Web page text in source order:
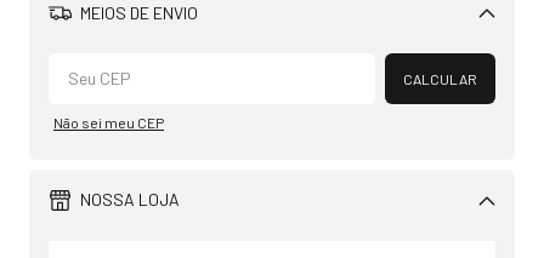
MEIOS DE ENVIO
Alterar CEP
CALCULAR
Não sei meu CEP
NOSSA LOJA